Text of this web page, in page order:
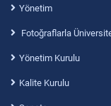
Yönetim
Fotoğraflarla
Yönetim Kurulu
Kalite Kurulu